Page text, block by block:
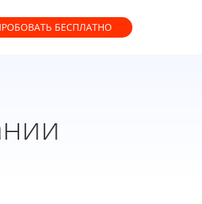
БЕСПЛАТНО